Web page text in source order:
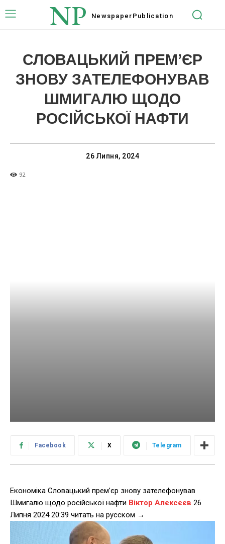
NP Newspaper Publication
СЛОВАЦЬКИЙ ПРЕМ’ЄР
ЗНОВУ ЗАТЕЛЕФОНУВАВ
ШМИГАЛЮ ЩОДО
РОСІЙСЬКОЇ НАФТИ
26 Липня, 2024
92
Facebook X Telegram
Економіка Словацький прем’єр знову зателефонував
Шмигалю щодо російської нафти Віктор Алєксєєв 26
Липня 2024 20:39 читать на русском →